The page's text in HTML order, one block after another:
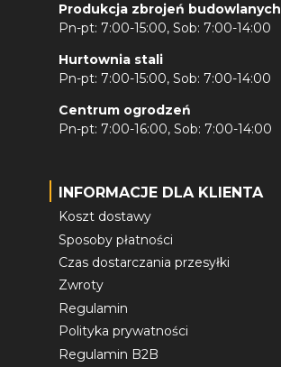
Produkcja zbrojeń budowlanych
Pn-pt: 7:00-15:00, Sob: 7:00-14:00
Hurtownia stali
Pn-pt: 7:00-15:00, Sob: 7:00-14:00
Centrum ogrodzeń
Pn-pt: 7:00-16:00, Sob: 7:00-14:00
INFORMACJE DLA KLIENTA
Koszt dostawy
Sposoby płatności
Czas dostarczania przesyłki
Zwroty
Regulamin
Polityka prywatności
Regulamin B2B